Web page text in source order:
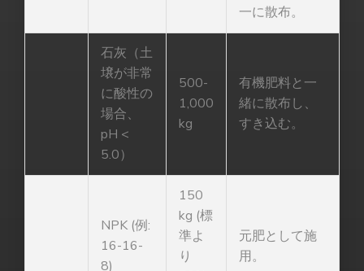
一に散布。
石灰（土
壌が非常
に酸性の
場合、
pH <
5.0）
500-
1,000
kg
有機肥料と一
緒に散布し、
すき込む。
NPK (例:
16-16-
8)
150
kg (標
準よ
り
元肥として施
用。